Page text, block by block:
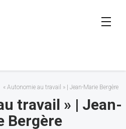
« Autonomie au travail » | Jean-Marie Bergère
travail » | Jean-
Bergère